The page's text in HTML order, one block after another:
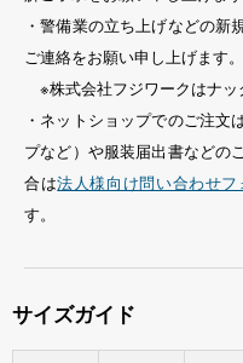
・警備業の立ち上げなどの新
ご連絡をお願い申し上げます。
※株式会社フジワークはナッ
・ネットショップでのご注文
プなど）や服装届出書などの
合は法人様向け問い合わせフ
す。
サイズガイド